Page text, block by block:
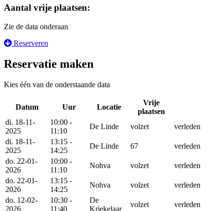
Aantal vrije plaatsen:
Zie de data onderaan
Reserveren
Reservatie maken
Kies één van de onderstaande data
Datum Uur Locatie
Vrije
plaatsen
di. 18-11-
2025
10:00 -
11:10
De Linde volzet
verleden
di. 18-11-
2025
13:15 -
14:25
De Linde 67
verleden
do. 22-01-
2026
10:00 -
11:10
Nohva volzet
verleden
do. 22-01-
2026
13:15 -
14:25
Nohva volzet
verleden
do. 12-02-
2026
10:30 -
11:40
De
Kriekelaar
volzet
verleden